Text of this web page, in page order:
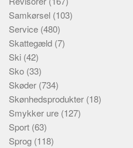
Samkørsel (103)
Service (480)
Skattegæld (7)
Ski (42)
Sko (33)
Skøder (734)
Skønhedsprodukter (18)
Smykker ure (127)
Sport (63)
Sprog (118)